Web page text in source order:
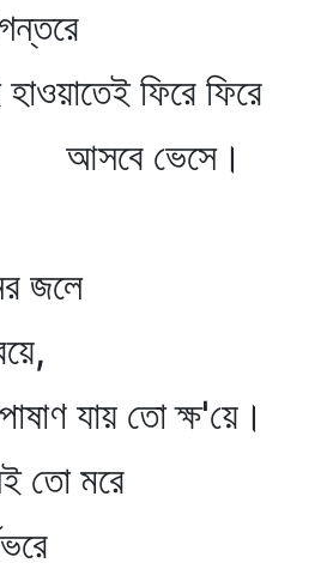
ফিরে ফিরে
ভেসে।
জলে
যায় তো ক্ষ'য়ে।
তো মরে